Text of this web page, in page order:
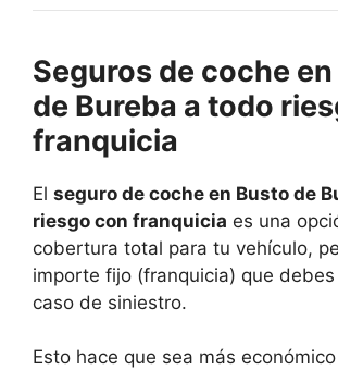
Seguros de coche
de Bureba a todo
franquicia
El seguro de coche en Busto de
riesgo con franquicia es una
cobertura total para tu vehículo,
importe fijo (franquicia) que
caso de siniestro.
Esto hace que sea más